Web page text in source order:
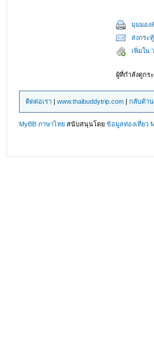
มุมมอง
ส่งกระ
เพิ่มใน
ผู้ที่กำลังดูกร
ติดต่อเรา |www.thaibuddytrip.com |กลับด้า
MyBB ภาษาไทย สนับสนุนโดยข้อมูลท่องเที่ยว